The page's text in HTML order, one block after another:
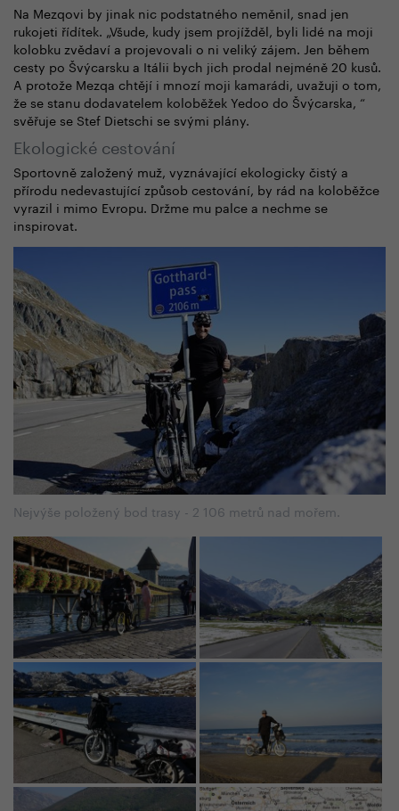
Na Mezqovi by jinak nic podstatného neměnil, snad jen
rukojeti řídítek. „Všude, kudy jsem projížděl, byli lidé na moji
kolobku zvědaví a projevovali o ni veliký zájem. Jen během
cesty po Švýcarsku a Itálii bych jich prodal nejméně 20 kusů.
A protože Mezqa chtějí i mnozí moji kamarádi, uvažuji o tom,
že se stanu dodavatelem koloběžek Yedoo do Švýcarska, “
svěřuje se Stef Dietschi se svými plány.
Ekologické cestování
Sportovně založený muž, vyznávající ekologicky čistý a
přírodu nedevastující způsob cestování, by rád na koloběžce
vyrazil i mimo Evropu. Držme mu palce a nechme se
inspirovat.
Nejvýše položený bod trasy - 2 106 metrů nad mořem.